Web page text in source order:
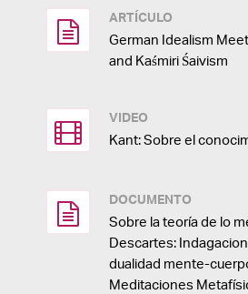
ARTÍCULO
German Idealism
and Kaśmiri Śaivism
VIDEO
Kant: Sobre el
DOCUMENTO
Sobre la teoría de lo
Descartes:
dualidad mente-
Meditaciones